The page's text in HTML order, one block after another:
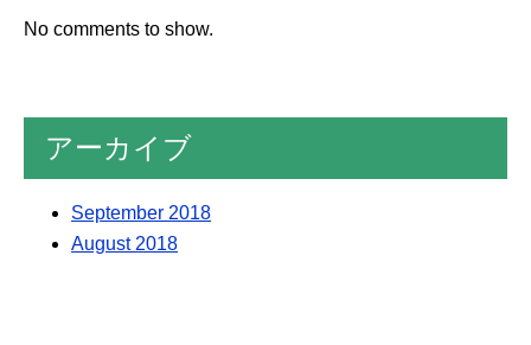
No comments to show.
アーカイブ
September 2018
August 2018